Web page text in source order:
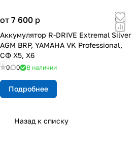
от 7 600 p
Аккумулятор R-DRIVE Extremal Silver
AGM BRP, YAMAHA VK Professional,
СФ X5, X6
0 0 В наличии
Подробнее
Назад к списку